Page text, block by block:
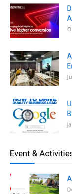
Event &